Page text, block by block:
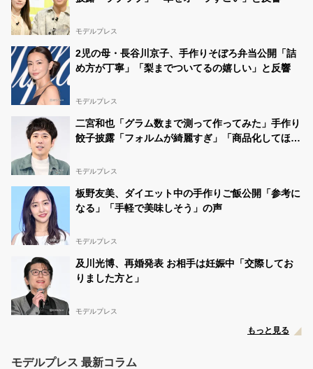
モデルプレス
2児の母・長谷川京子、手作りそぼろ弁当公開「詰
め方が丁寧」「梨までついてるの嬉しい」と反響
モデルプレス
二宮和也「グラム数まで測って作ってみた」手作り
餃子披露「フォルムが綺麗すぎ」「商品化してほし
モデルプレス
板野友美、ダイエット中の手作りご飯公開「参考に
なる」「手軽で美味しそう」の声
モデルプレス
及川光博、再婚発表 お相手は妊娠中「交際してお
りました方と」
モデルプレス
もっと見る
モデルプレス 最新コラム